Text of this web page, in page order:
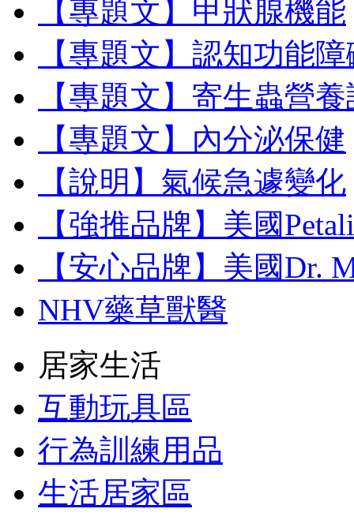
【專題文】甲狀腺機能
【專題文】認知功能
【專題文】寄生蟲營
【專題文】內分泌保健
【說明】氣候急遽變化
【強推品牌】美國
【安心品牌】美國Dr.
NHV藥草獸醫
居家生活
互動玩具區
行為訓練用品
生活居家區